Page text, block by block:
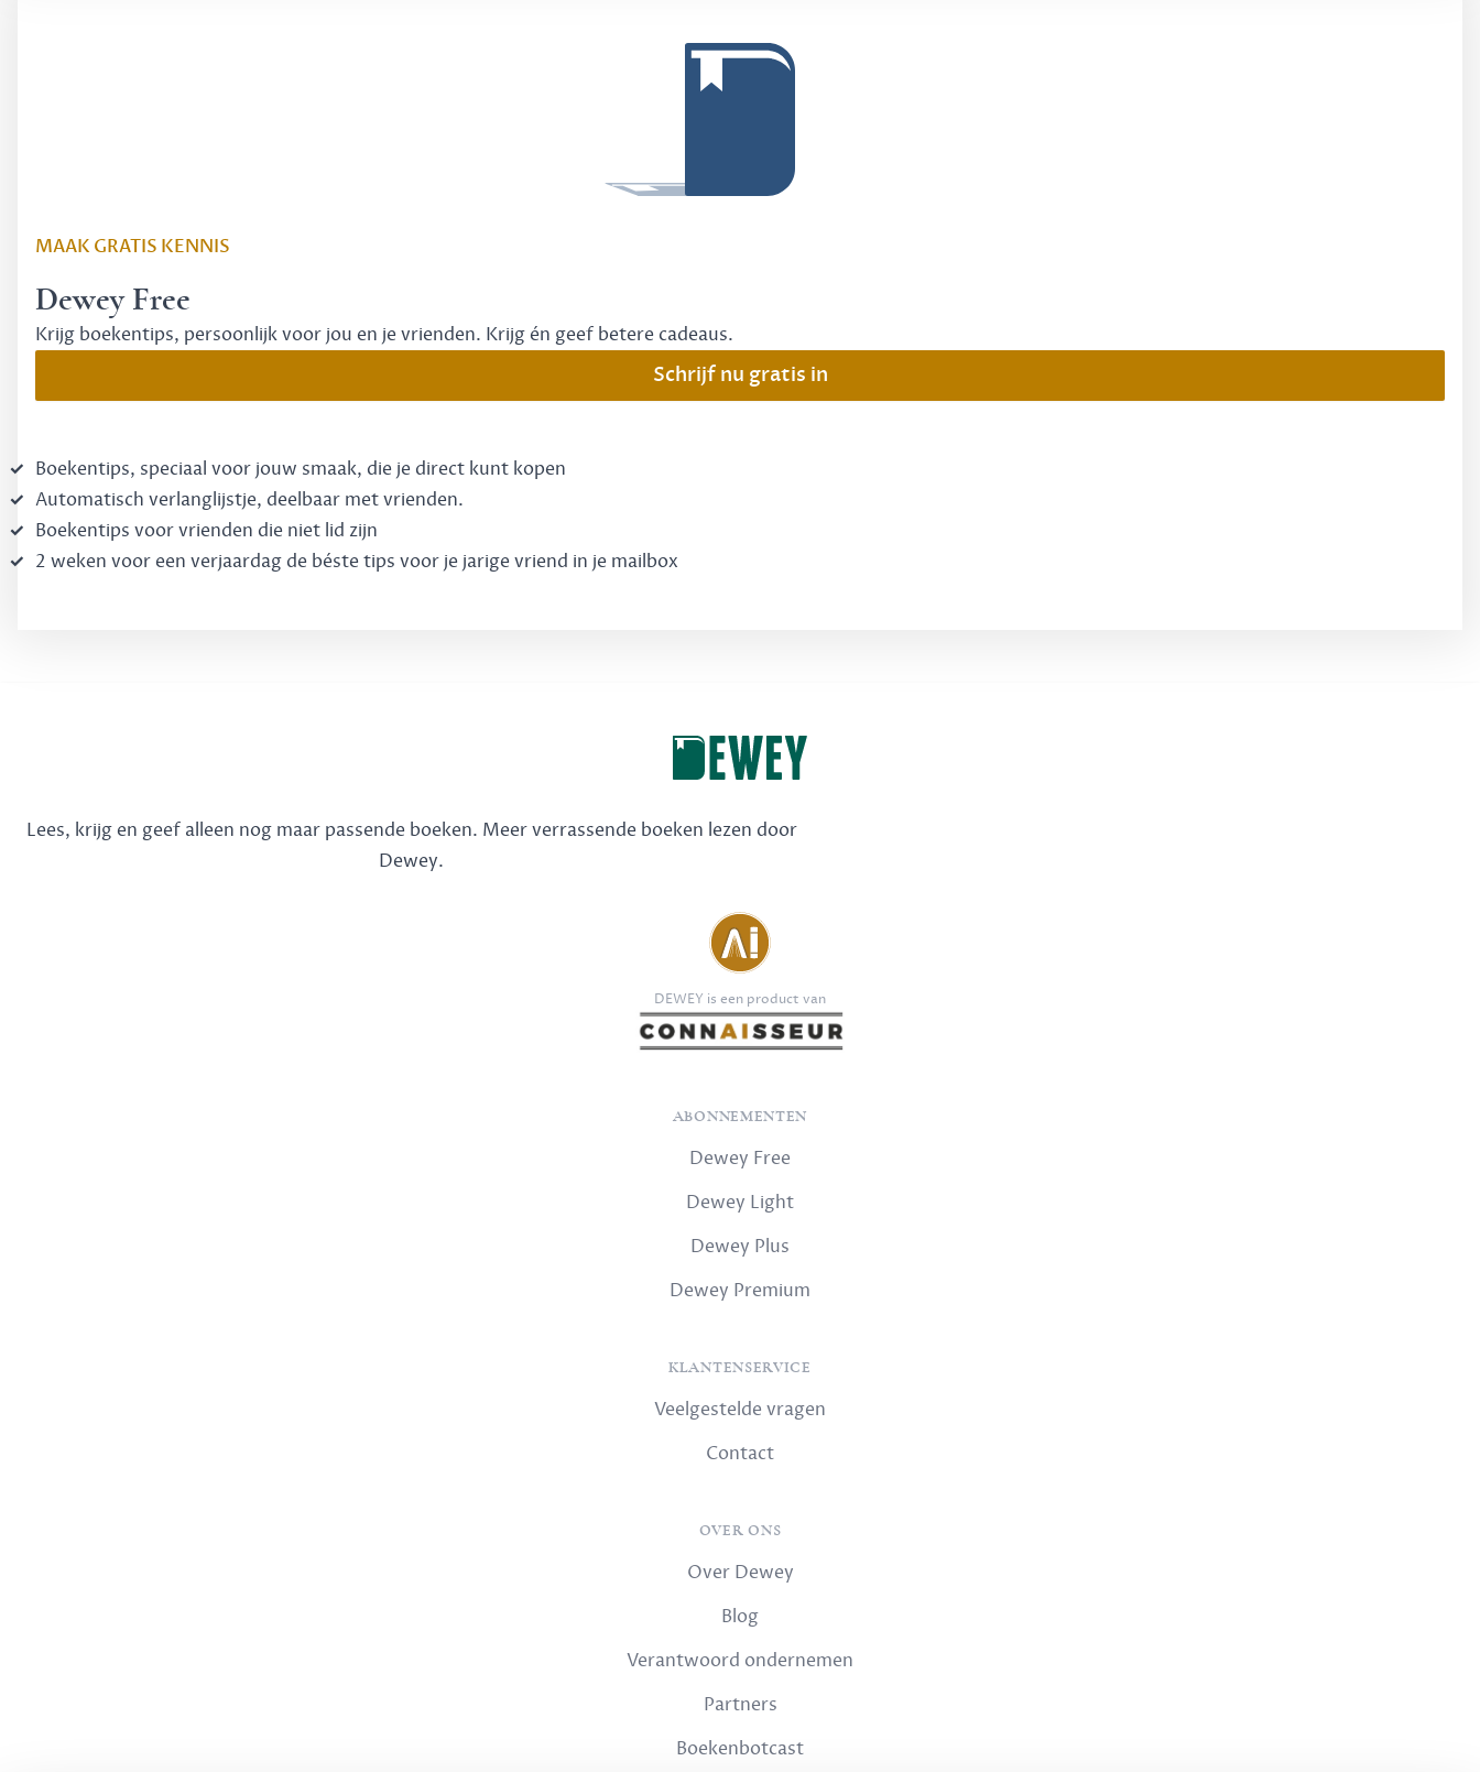
MAAK GRATIS KENNIS
Dewey Free
Krijg boekentips, persoonlijk voor jou en je vrienden. Krijg én geef betere cadeaus.
Schrijf nu gratis in
Boekentips, speciaal voor jouw smaak, die je direct kunt kopen
Automatisch verlanglijstje, deelbaar met vrienden.
Boekentips voor vrienden die niet lid zijn
2 weken voor een verjaardag de béste tips voor je jarige vriend in je mailbox
Lees, krijg en geef alleen nog maar passende boeken. Meer verrassende boeken lezen door
Dewey.
DEWEY is een product van
ABONNEMENTEN
Dewey Free
Dewey Light
Dewey Plus
Dewey Premium
KLANTENSERVICE
Veelgestelde vragen
Contact
OVER ONS
Over Dewey
Blog
Verantwoord ondernemen
Partners
Boekenbotcast